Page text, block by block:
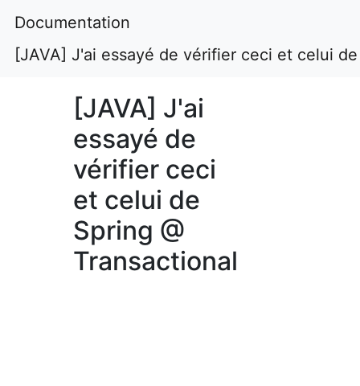
Documentation
[JAVA] J'ai essayé de vérifier ceci et celui
[JAVA] J'ai
essayé de
vérifier ceci
et celui de
Spring @
Transactional